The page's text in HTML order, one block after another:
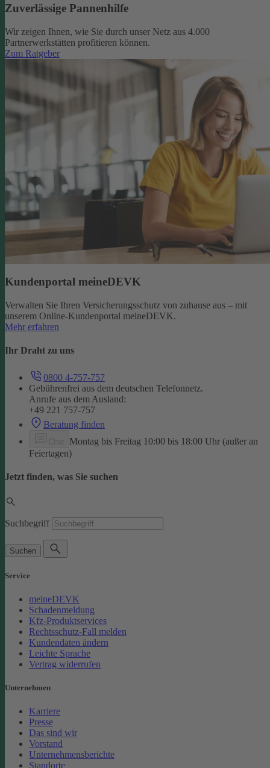
Zuverlässige Pannenhilfe
Wir zeigen Ihnen, wie Sie durch unser Netz aus 4.000
Partnerwerkstätten profitieren können.
Zum Ratgeber
Kundenportal meineDEVK
Verwalten Sie Ihren Versicherungsschutz von zuhause aus – mit
unserem Online-Kundenportal meineDEVK.
Mehr erfahren
Ihr Draht zu uns
0800 4-757-757
Gebührenfrei aus dem deutschen Telefonnetz.
Anrufe aus dem Ausland:
+49 221 757-757
Beratung finden
Montag bis Freitag 10:00 bis 18:00 Uhr (außer an
Feiertagen)
Jetzt finden, was Sie suchen
Suchbegriff
Suchen
Service
meineDEVK
Schadenmeldung
Kfz-Produktservices
Rechtsschutz-Fall melden
Kundendaten ändern
Leichte Sprache
Vertrag widerrufen
Unternehmen
Karriere
Presse
Das sind wir
Vorstand
Unternehmensberichte
Standorte